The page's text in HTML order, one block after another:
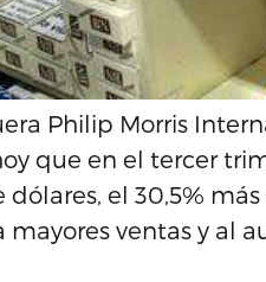
Philip Morris
que en el tercer
dólares, el 30,5%
ventas y al